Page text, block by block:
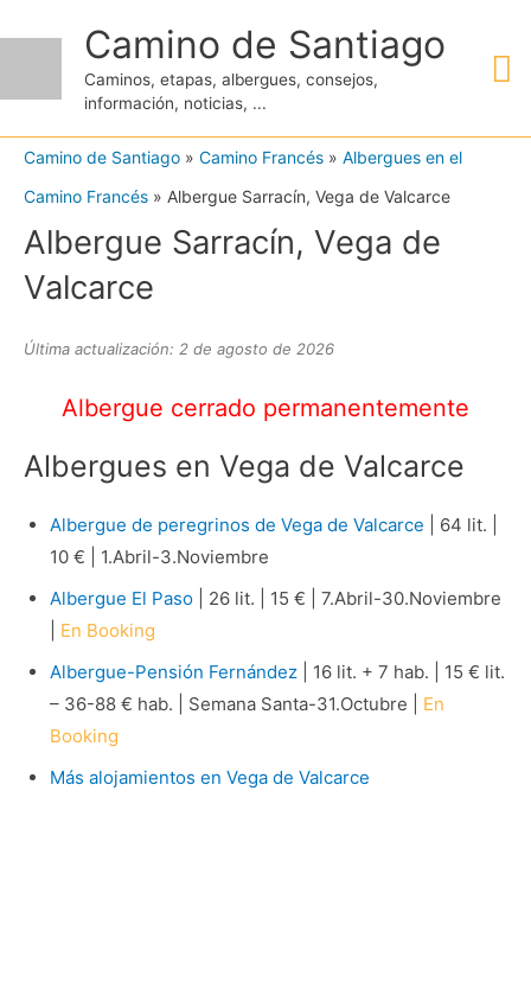
contenido
Camino de Santiago
Caminos, etapas, albergues, consejos,
información, noticias, ...
Camino de Santiago » Camino Francés » Albergues en el
Camino Francés » Albergue Sarracín, Vega de Valcarce
Albergue Sarracín, Vega de
Valcarce
Última actualización: 2 de agosto de 2026
Albergue cerrado permanentemente
Albergues en Vega de Valcarce
Albergue de peregrinos de Vega de Valcarce | 64 lit. |
10 € | 1.Abril-3.Noviembre
Albergue El Paso| 26 lit. | 15 € | 7.Abril-30.Noviembre
En Booking
Albergue-Pensión Fernández| 16 lit. + 7 hab. | 15 € lit.
– 36-88 € hab. | Semana Santa-31.Octubre | En
Booking
Más alojamientos en Vega de Valcarce